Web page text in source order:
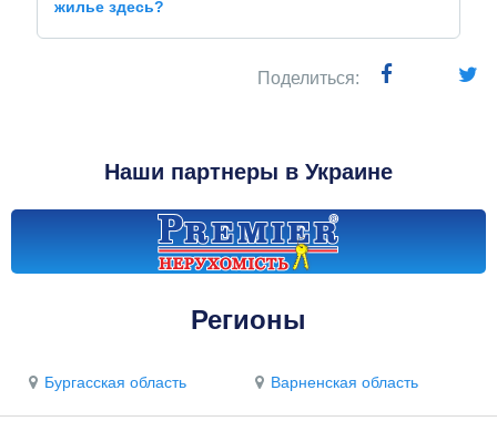
жилье здесь?
Поделиться:
Наши партнеры в Украине
Регионы
Бургасская область Варненская область